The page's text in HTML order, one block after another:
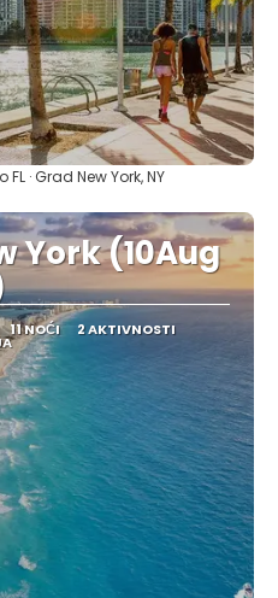
· Grad New York, NY
York (10Aug
11 NOĆI 2 AKTIVNOSTI